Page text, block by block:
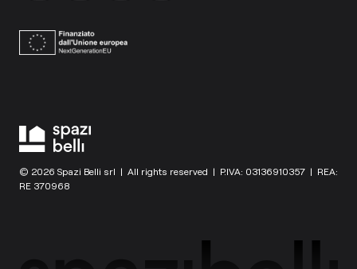
© 2026 Spazi Belli srl | All rights reserved | P.IVA: 03136910357 | REA:
RE 370968